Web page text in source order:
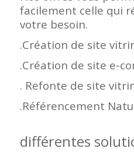
facilement celle qui
votre besoin.
.Création de site
.Création de site e-
. Refonte de site
.Référencement
différentes